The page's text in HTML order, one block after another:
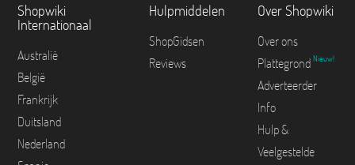
Shopwiki
Internationaal
Australië
België
Frankrijk
Duitsland
Nederland
Hulpmiddelen
ShopGidsen
Reviews
Over Shopwiki
Over ons
Plattegrond Nieuw!
Adverteerder
Info
Hulp &
Veelgestelde